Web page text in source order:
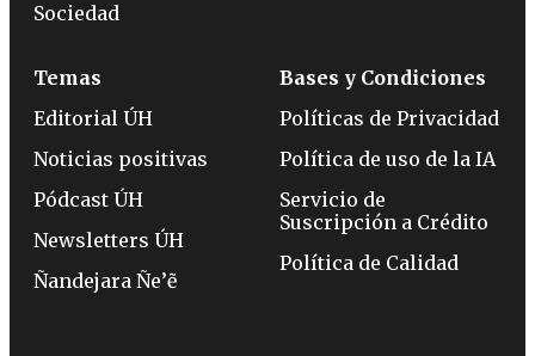
Sociedad
Temas
Editorial ÚH
Noticias positivas
Pódcast ÚH
Newsletters ÚH
Ñandejara Ñe’ẽ
Bases y Condiciones
Políticas de Privacidad
Política de uso de la IA
Servicio de
Suscripción a Crédito
Política de Calidad